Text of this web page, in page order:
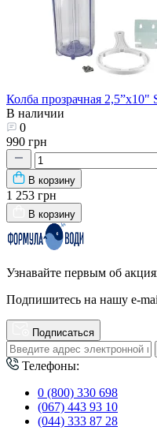
Колба прозрачная
В наличии
0
990 грн
В корзину
1 253 грн
В корзину
Узнавайте первым об
Подпишитесь на нашу e-
Подписаться
Телефоны:
0 (800) 330 698
(067) 443 93 10
(044) 333 87 28